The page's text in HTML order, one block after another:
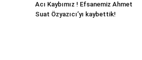
Acı Kaybımız ! Efsanemiz Ahmet
Suat Özyazıcı’yı kaybettik!